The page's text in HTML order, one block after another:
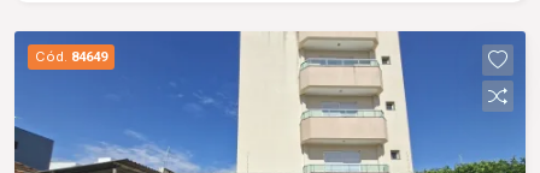
Toda murada; Portões eletrônicos; Interfone;
Câmeras de segurança; Sistema de alarme; Cerca
elétrica; Cerca concertina; Completa com
armários planejados e box em blindex; Piso em
porcelanato; Bancadas em granito; Teto com
Cód. 84649